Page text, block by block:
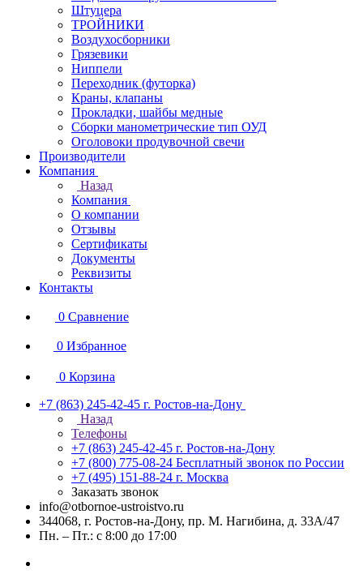
Штуцера
ТРОЙНИКИ
Воздухосборники
Грязевики
Ниппели
Переходник (футорка)
Краны, клапаны
Прокладки, шайбы медные
Сборки манометрические тип ОУД
Оголовоки продувочной свечи
Производители
Компания
Назад
Компания
О компании
Отзывы
Сертификаты
Документы
Реквизиты
Контакты
0 Сравнение
0 Избранное
0 Корзина
+7 (863) 245-42-45 г. Ростов-на-Дону
Назад
Телефоны
+7 (863) 245-42-45 г. Ростов-на-Дону
+7 (800) 775-08-24 Бесплатный звонок по России
+7 (495) 151-88-24 г. Москва
Заказать звонок
info@otbornoe-ustroistvo.ru
344068, г. Ростов-на-Дону, пр. М. Нагибина, д. 33А/47
Пн. – Пт.: с 8:00 до 17:00